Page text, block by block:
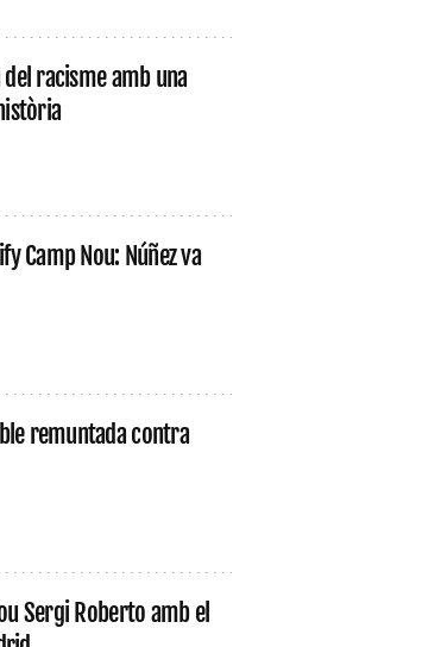
del racisme amb una
Camp Nou: Núñez va
remuntada contra
Sergi Roberto amb el